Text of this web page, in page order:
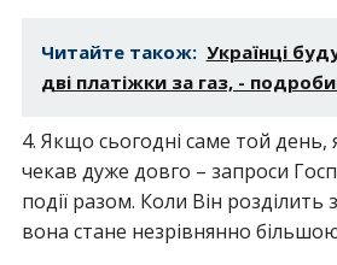
Читайте також: Українці
дві платіжки за газ, -
4. Якщо сьогодні саме той день,
чекав дуже довго – запроси
події разом. Коли Він розділить
вона стане незрівнянно